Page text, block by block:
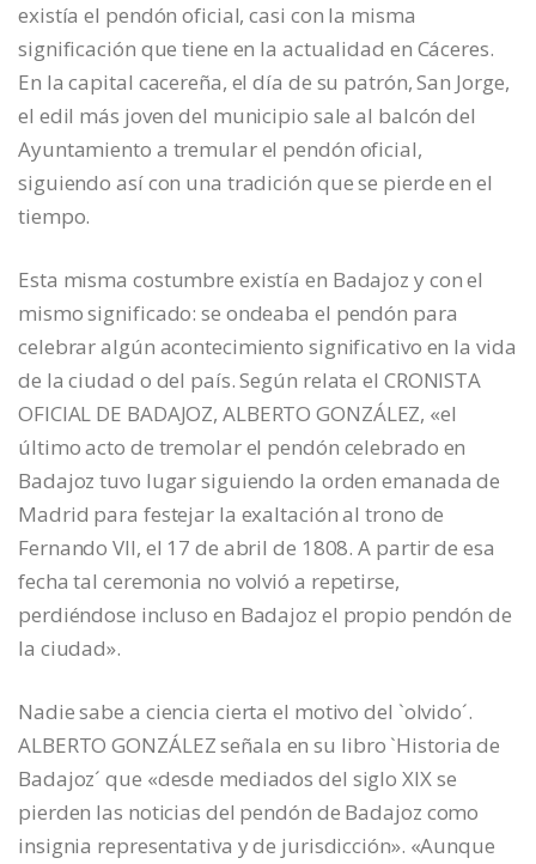
existía el pendón oficial, casi con la misma
significación que tiene en la actualidad en Cáceres.
En la capital cacereña, el día de su patrón, San Jorge,
el edil más joven del municipio sale al balcón del
Ayuntamiento a tremular el pendón oficial,
siguiendo así con una tradición que se pierde en el
tiempo.
Esta misma costumbre existía en Badajoz y con el
mismo significado: se ondeaba el pendón para
celebrar algún acontecimiento significativo en la vida
de la ciudad o del país. Según relata el CRONISTA
OFICIAL DE BADAJOZ, ALBERTO GONZÁLEZ, «el
último acto de tremolar el pendón celebrado en
Badajoz tuvo lugar siguiendo la orden emanada de
Madrid para festejar la exaltación al trono de
Fernando VII, el 17 de abril de 1808. A partir de esa
fecha tal ceremonia no volvió a repetirse,
perdiéndose incluso en Badajoz el propio pendón de
la ciudad».
Nadie sabe a ciencia cierta el motivo del `olvido´.
ALBERTO GONZÁLEZ señala en su libro `Historia de
Badajoz´ que «desde mediados del siglo XIX se
pierden las noticias del pendón de Badajoz como
insignia representativa y de jurisdicción». «Aunque